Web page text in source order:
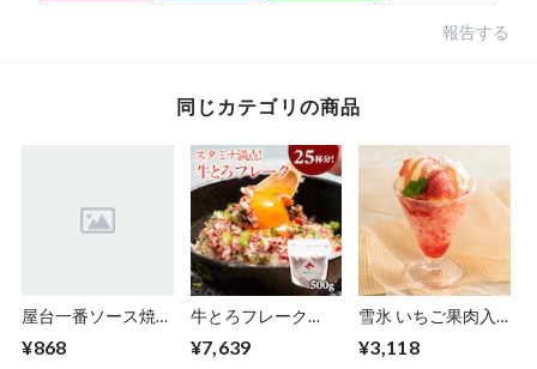
報告する
同じカテゴリの商品
屋台一番ソース焼き
そば 220g×3食 トー
スイ【10020340】
¥868
牛とろフレーク
500g【11880001】
¥7,639
雪氷 いちご果肉入
り 100g×18食
【30400080】【冷
¥3,118